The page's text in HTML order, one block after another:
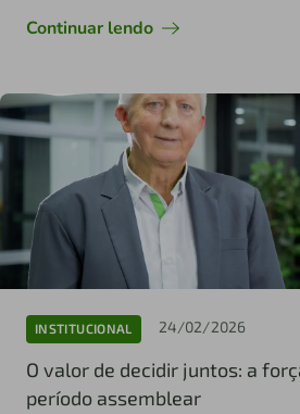
Continuar lendo
INSTITUCIONAL 24/02/2026
O valor de decidir juntos: a
período assemblear